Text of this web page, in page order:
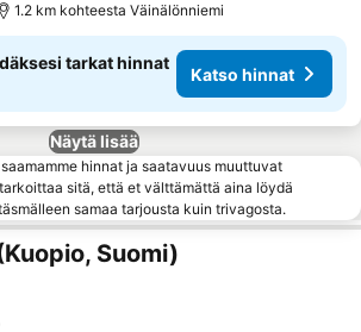
1.2 km kohteesta Väinälönniemi
tarkat hinnat
Katso hinnat
Näytä lisää
hinnat ja saatavuus muuttuvat
sitä, että et välttämättä aina löydä
samaa tarjousta kuin trivagosta.
Suomi)